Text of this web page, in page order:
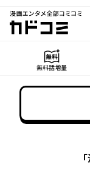
漫画エンタメ全部
カド
無料話増量
「